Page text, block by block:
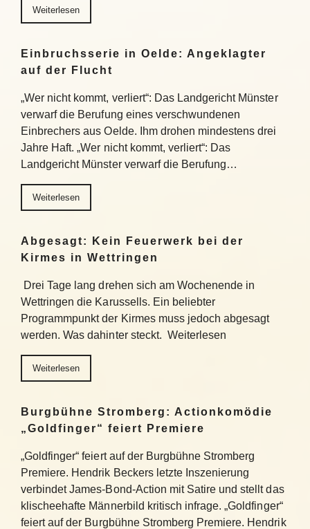
Weiterlesen
Einbruchsserie in Oelde: Angeklagter
auf der Flucht
„Wer nicht kommt, verliert“: Das Landgericht Münster
verwarf die Berufung eines verschwundenen
Einbrechers aus Oelde. Ihm drohen mindestens drei
Jahre Haft. „Wer nicht kommt, verliert“: Das
Landgericht Münster verwarf die Berufung…
Weiterlesen
Abgesagt: Kein Feuerwerk bei der
Kirmes in Wettringen
Drei Tage lang drehen sich am Wochenende in
Wettringen die Karussells. Ein beliebter
Programmpunkt der Kirmes muss jedoch abgesagt
werden. Was dahinter steckt. Weiterlesen
Weiterlesen
Burgbühne Stromberg: Actionkomödie
„Goldfinger“ feiert Premiere
„Goldfinger“ feiert auf der Burgbühne Stromberg
Premiere. Hendrik Beckers letzte Inszenierung
verbindet James-Bond-Action mit Satire und stellt das
klischeehafte Männerbild kritisch infrage. „Goldfinger“
feiert auf der Burgbühne Stromberg Premiere. Hendrik